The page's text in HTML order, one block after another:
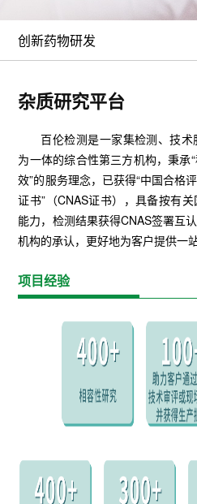
创新药物研发
杂质研究平台
百伦检测是一家集检测、技
为一体的综合性第三方机构，秉承
效”的服务理念，已获得“中国合格
证书”（CNAS证书），具备按有
能力，检测结果获得CNAS签署互
机构的承认，更好地为客户提供一
项目经验